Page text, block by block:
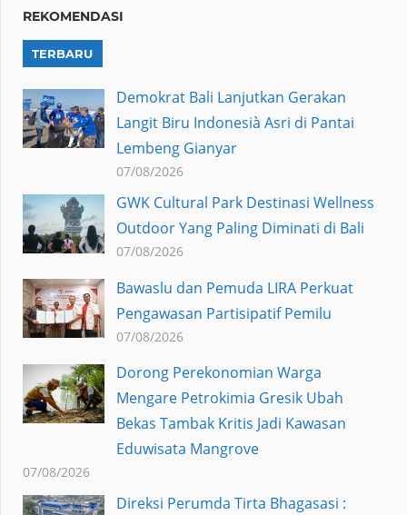
REKOMENDASI
TERBARU
Demokrat Bali Lanjutkan Gerakan
Langit Biru Indonesià Asri di Pantai
Lembeng Gianyar
07/08/2026
GWK Cultural Park Destinasi Wellness
Outdoor Yang Paling Diminati di Bali
07/08/2026
Bawaslu dan Pemuda LIRA Perkuat
Pengawasan Partisipatif Pemilu
07/08/2026
Dorong Perekonomian Warga
Mengare Petrokimia Gresik Ubah
Bekas Tambak Kritis Jadi Kawasan
Eduwisata Mangrove
07/08/2026
Direksi Perumda Tirta Bhagasasi :